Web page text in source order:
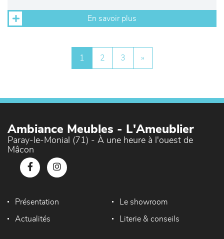
En savoir plus
1 2 3 »
Ambiance Meubles - L'Ameublier
Paray-le-Monial (71) - À une heure à l'ouest de
Mâcon
Présentation Le showroom
Actualités Literie & conseils